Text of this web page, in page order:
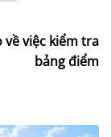
về việc kiểm tra
bảng điểm